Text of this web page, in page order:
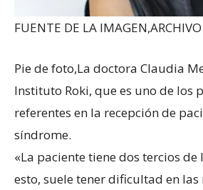
FUENTE DE LA IMAGEN,
Pie de foto,La doctora Claudia
Instituto Roki, que es uno de los
referentes en la recepción de
síndrome.
«La paciente tiene dos tercios de
esto, suele tener dificultad en las